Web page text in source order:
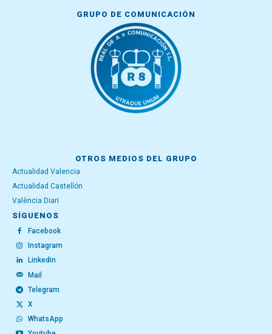
GRUPO DE COMUNICACIÓN
OTROS MEDIOS DEL GRUPO
Actualidad Valencia
Actualidad Castellón
València Diari
SÍGUENOS
Facebook
Instagram
Linkedin
Mail
Telegram
X
WhatsApp